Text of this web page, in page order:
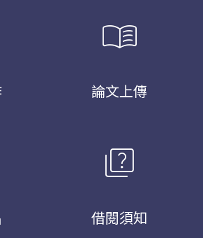
menu_book
論文上傳
quiz
借閱須知